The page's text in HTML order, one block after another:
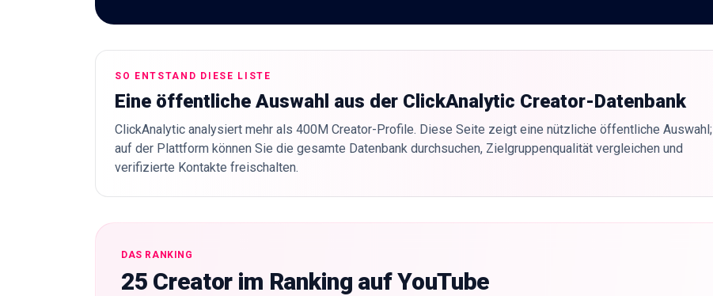
SO ENTSTAND DIESE LISTE
Eine öffentliche Auswahl aus der ClickAnalytic Creator-Datenbank
ClickAnalytic analysiert mehr als 400M Creator-Profile. Diese Seite zeigt eine nützliche öffentliche Auswahl;
auf der Plattform können Sie die gesamte Datenbank durchsuchen, Zielgruppenqualität vergleichen und
verifizierte Kontakte freischalten.
DAS RANKING
25 Creator im Ranking auf YouTube